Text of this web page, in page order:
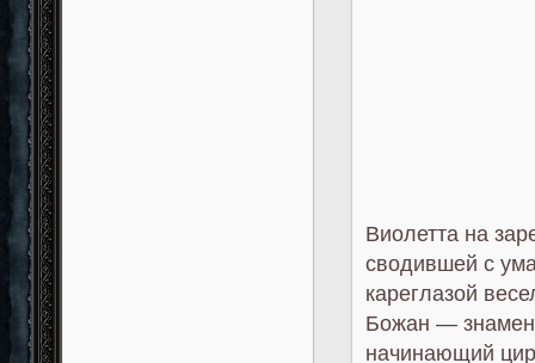
Виолетта на
сводившей с
кареглазой
Божан —
начинающий